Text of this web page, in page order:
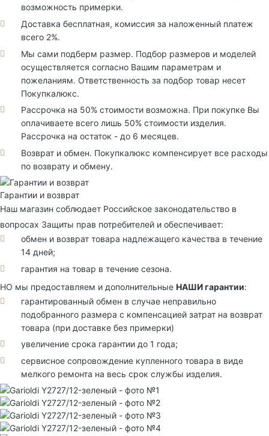
возможность примерки.
Доставка бесплатная, комиссия за наложенный платеж
всего 2%.
Мы сами подберм размер. Подбор размеров и моделей
осуществляется согласно Вашим параметрам и
пожеланиям. Ответственность за подбор товар несет
Покупкалюкс.
Рассрочка на 50% стоимости возможна. При покупке Вы
оплачиваете всего лишь 50% стоимости изделия.
Рассрочка на остаток - до 6 месяцев.
Возврат и обмен. Покупкалюкс компенсирует все расходы
по возврату и обмену.
Гарантии и возврат
Наш магазин соблюдает Российское законодательство в
вопросах Защиты прав потребителей и обеспечивает:
обмен и возврат товара надлежащего качества в течение
14 дней;
гарантия на товар в течение сезона.
НО мы предоставляем и дополнительные НАШИ гарантии:
гарантированный обмен в случае неправильно
подобранного размера с компенсацией затрат на возврат
товара (при доставке без примерки)
увеличение срока гарантии до 1 года;
сервисное сопровождение купленного товара в виде
мелкого ремонта на весь срок службы изделия.